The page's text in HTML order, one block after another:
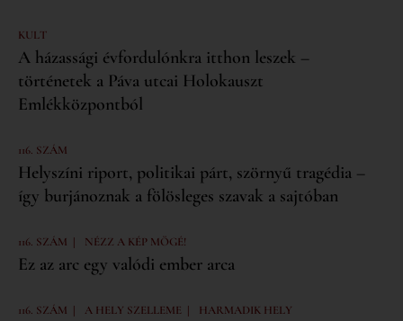
KULT
A házassági évfordulónkra itthon leszek –
történetek a Páva utcai Holokauszt
Emlékközpontból
116. SZÁM
Helyszíni riport, politikai párt, szörnyű tragédia –
így burjánoznak a fölösleges szavak a sajtóban
116. SZÁM | NÉZZ A KÉP MÖGÉ!
Ez az arc egy valódi ember arca
116. SZÁM | A HELY SZELLEME | HARMADIK HELY